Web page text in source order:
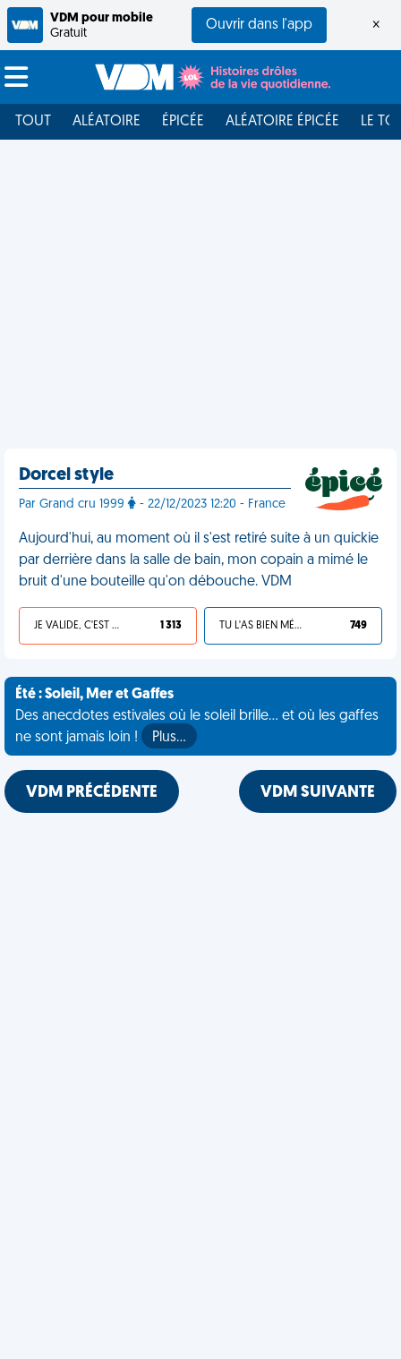
VDM pour mobile
Gratuit
Ouvrir dans l'app ×
TOUT ALÉATOIRE ÉPICÉE ALÉATOIRE ÉPICÉE LE
Dorcel style
Par Grand cru 1999 - 22/12/2023 12:20 - France
Aujourd'hui, au moment où il s'est retiré suite à un quickie
par derrière dans la salle de bain, mon copain a mimé le
bruit d'une bouteille qu'on débouche. VDM
JE VALIDE, C'EST UNE VDM 1 313 TU L'AS BIEN MÉRITÉ 749
Été : Soleil, Mer et Gaffes
Des anecdotes estivales où le soleil brille... et où les gaffes
ne sont jamais loin !
Plus…
VDM PRÉCÉDENTE VDM SUIVANTE